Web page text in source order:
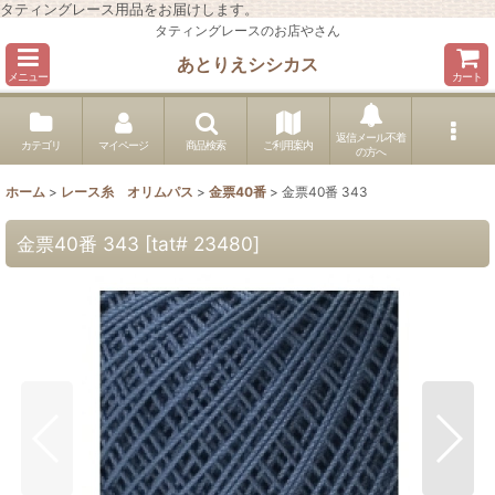
タティングレース用品をお届けします。
タティングレースのお店やさん
メニュー
あとりえシシカス
カート
カテゴリ マイページ 商品検索 ご利用案内
返信メール不着
の方へ
ホーム > レース糸 オリムパス > 金票40番 > 金票40番 343
金票40番 343 [tat# 23480]